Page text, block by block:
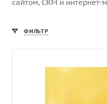
сайтом, CRM и интернет-
ФИЛЬТР